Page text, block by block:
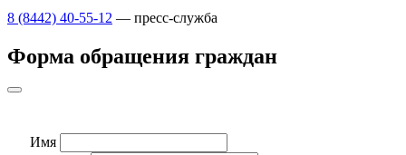
8 (8442) 40-55-12 — пресс-служба
Форма обращения граждан
Имя